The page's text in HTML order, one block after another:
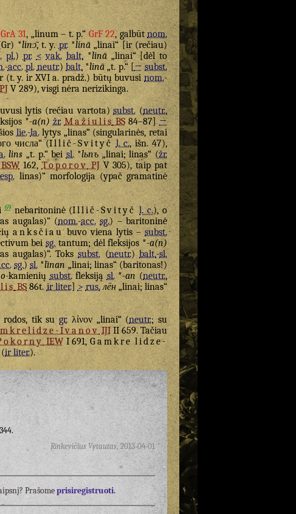
GrA 31, „linum – t. p.“GrF 22, galbūtnom.
*linɔ̄, t. y.pr.*linā„linai“ [ir (rečiau)
pl.)pr. < vak. balt.*linā„linai“ [dėl to
-acc. pl. neutr.)balt.*linā„t. p.“ [→ subst.
(t. y. ir XVI a. pradž.) būtų buvusinom.-
V 289), visgi nėra nerizikinga.
lytis (rečiau vartota)subst.(neutr.,
*-a(n) žr. MažiulisBS84–87]→
lie.-la.lytys „linas“ (singularinės, retai
числа“ (Illič-Svityč l. c., išn. 47),
lins „t. p.“ beisl.*lьnъ„linai; linas“ (žr.
BSW162,ToporovPJV 305), taip pat
linas)“ morfologija (ypač gramatinė
69nebaritoninė (Illič-Svityč l. c.), o
augalas)“ (nom.-acc. sg.) – baritoninė
anksčiaubuvo viena lytis –subst.
beisg. tantum; dėl fleksijos *-a(n)
augalas)“. Tokssubst.(neutr.)balt.-sl.
sg.)sl.*lìnan„linai; linas“ (baritonas!)
o-kamieniųsubst.fleksijąsl.*-an(neutr.,
BS86t.ir liter.] > rus. лён „linai; linas“
rodos, tik sugr. λίνον„linai“ (neutr.; su
Ivanov IJIII 659. Tačiau
IEWI 691,Gamkre lidze-
ir liter.).
344.
Rinkevičius Vytautas,2013-04-01
Prašomeprisiregistruoti.